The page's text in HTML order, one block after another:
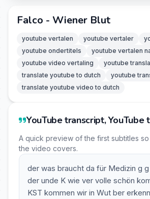
Falco - Wiener Blut
youtube vertalen youtube vertaler
youtube ondertitels
youtube vertalen
youtube video vertaling
youtube
translate youtube to dutch
youtube
translate youtube video to dutch
YouTube transcript, YouTube
A quick preview of the first subtitles
the video covers.
der was braucht da für Medizin g
der unde K wie ver volle schön
KST kommen wir in Wut ber